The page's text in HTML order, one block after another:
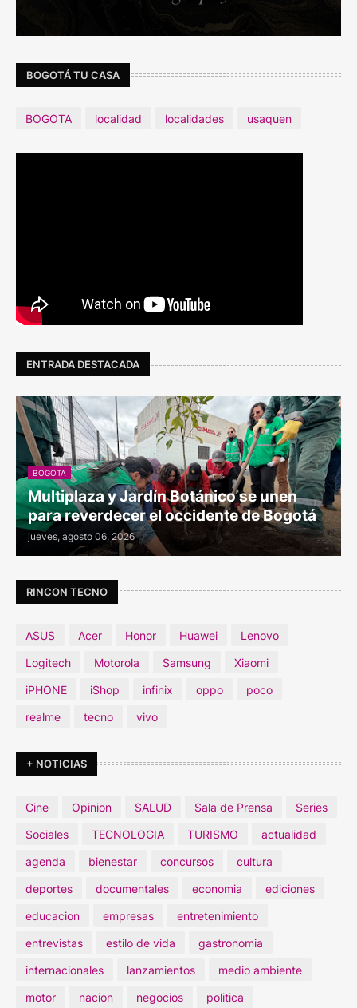
BOGOTÁ TU CASA
BOGOTA localidad localidades usaquen
ENTRADA DESTACADA
BOGOTA
Multiplaza y Jardín Botánico se unen
para reverdecer el occidente de Bogotá
jueves, agosto 06, 2026
RINCON TECNO
ASUS Acer Honor Huawei
Lenovo
Logitech
Motorola Samsung
Xiaomi
iPHONE
iShop infinix oppo
poco
realme
tecno vivo
+ NOTICIAS
Cine Opinion SALUD Sala de Prensa
Series
Sociales
TECNOLOGIA TURISMO
actualidad
agenda
bienestar concursos
cultura
deportes
documentales economia
ediciones
educacion
empresas
entretenimiento
entrevistas
estilo de vida
gastronomia
internacionales
lanzamientos
medio ambiente
motor
nacion negocios
politica